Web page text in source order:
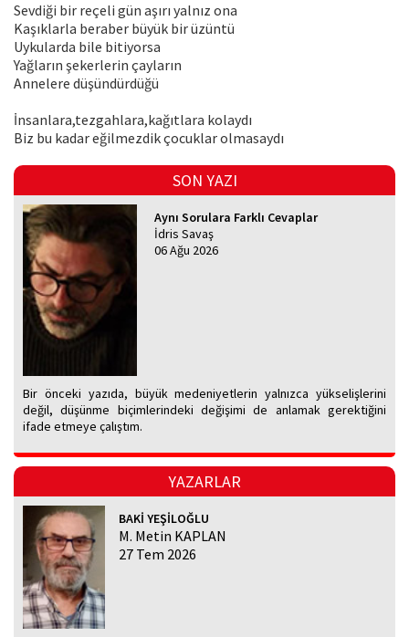
Sevdiği bir reçeli gün aşırı yalnız ona
Kaşıklarla beraber büyük bir üzüntü
Uykularda bile bitiyorsa
Yağların şekerlerin çayların
Annelere düşündürdüğü
İnsanlara,tezgahlara,kağıtlara kolaydı
Biz bu kadar eğilmezdik çocuklar olmasaydı
SON YAZI
Aynı Sorulara Farklı Cevaplar
İdris Savaş
06 Ağu 2026
Bir önceki yazıda, büyük medeniyetlerin yalnızca yükselişlerini
değil, düşünme biçimlerindeki değişimi de anlamak gerektiğini
ifade etmeye çalıştım.
YAZARLAR
BAKİ YEŞİLOĞLU
M. Metin KAPLAN
27 Tem 2026